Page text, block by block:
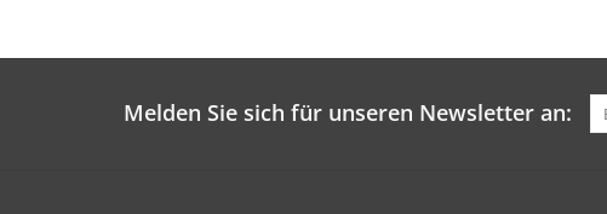
Melden Sie sich für unseren Newsletter an: